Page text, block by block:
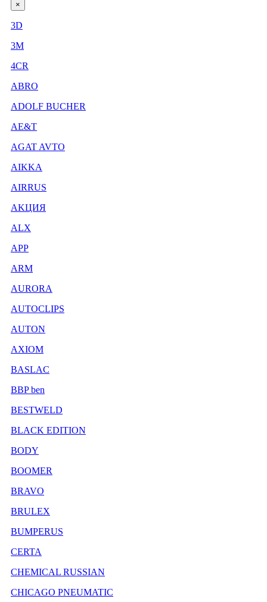
×
3D
3М
4CR
ABRO
ADOLF BUCHER
AE&T
AGAT AVTO
AIKKA
AIRRUS
AKЦИЯ
ALX
APP
ARM
AURORA
AUTOCLIPS
AUTON
AXIOM
BASLAC
BBP ben
BESTWELD
BLACK EDITION
BODY
BOOMER
BRAVO
BRULEX
BUMPERUS
CERTA
CHEMICAL RUSSIAN
CHICAGO PNEUMATIC